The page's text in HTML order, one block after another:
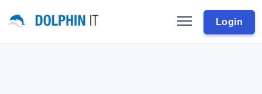
Login